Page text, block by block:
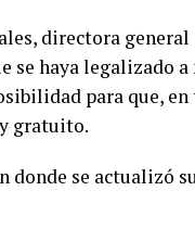
directora general
se haya legalizado
para que,
gratuito.
donde se actualizó